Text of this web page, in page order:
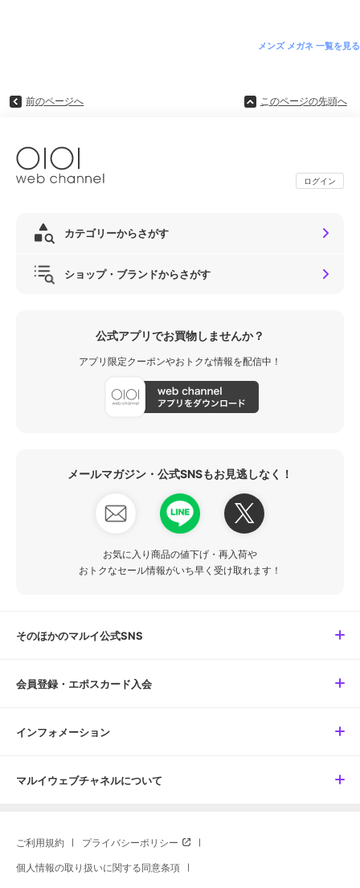
メンズ メガネ 一覧を見る
前のページへ このページの先頭へ
ログイン
カテゴリーからさがす
ショップ・ブランドからさがす
公式アプリでお買物しませんか？
アプリ限定クーポンやおトクな情報を配信中！
メールマガジン・公式SNSもお見逃しなく！
お気に入り商品の値下げ・再入荷や
おトクなセール情報がいち早く受け取れます！
そのほかのマルイ公式SNS
会員登録・エポスカード入会
インフォメーション
マルイウェブチャネルについて
ご利用規約 プライバシーポリシー
個人情報の取り扱いに関する同意条項